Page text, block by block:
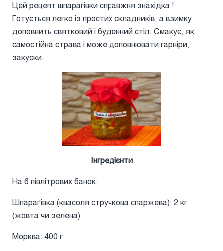
Цей рецепт шпарагівки справжня знахідка !
Готується легко із простих складників, а взимку
доповнить святковий і буденний стіл. Смакує, як
самостійна страва і може доповнювати гарніри,
закуски.
Інгредієнти
На 6 півлітрових банок:
Шпараґівка (квасоля стручкова спаржева): 2 кг
(жовта чи зелена)
Морква: 400 г